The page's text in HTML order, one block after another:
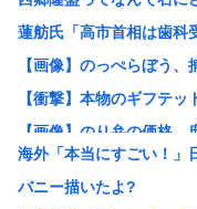
蓮舫氏「高市首相は歯科
【画像】のっぺらぼう
【衝撃】本物のギフテ
【画像】のり弁の価格
台風15号の進路www
JK4人の青春花火で河川敷
海外「本当にすごい！」
バニー描いたよ?